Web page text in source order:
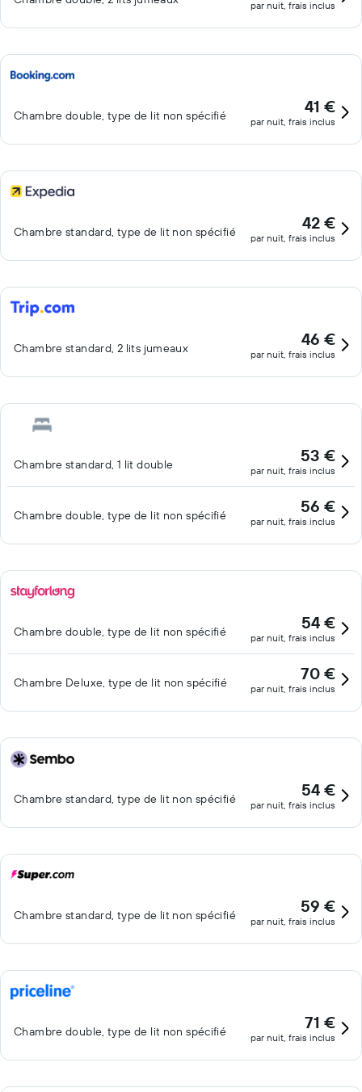
par nuit, frais inclus
Chambre double, type de lit non spécifié 41 €
par nuit, frais inclus
Chambre standard, type de lit non spécifié 42 €
par nuit, frais inclus
Chambre standard, 2 lits jumeaux 46 €
par nuit, frais inclus
Chambre standard, 1 lit double 53 €
par nuit, frais inclus
Chambre double, type de lit non spécifié 56 €
par nuit, frais inclus
Chambre double, type de lit non spécifié 54 €
par nuit, frais inclus
Chambre Deluxe, type de lit non spécifié 70 €
par nuit, frais inclus
Chambre standard, type de lit non spécifié 54 €
par nuit, frais inclus
Chambre standard, type de lit non spécifié 59 €
par nuit, frais inclus
Chambre double, type de lit non spécifié 71 €
par nuit, frais inclus